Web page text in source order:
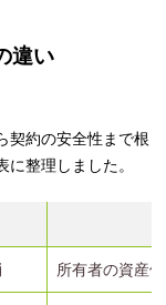
違い
契約の安全性まで根
整理しました。
所有者の資産